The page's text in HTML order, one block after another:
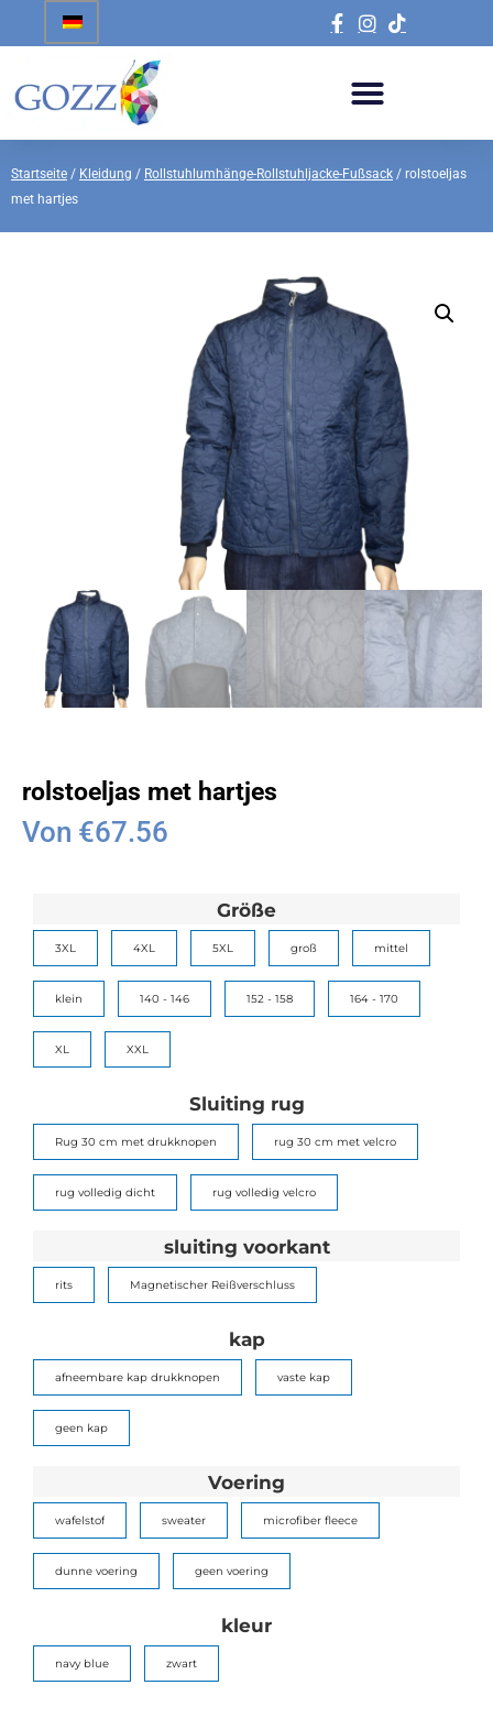
Startseite / Kleidung / Rollstuhlumhänge-Rollstuhljacke-Fußsack / rolstoeljas
met hartjes
rolstoeljas met hartjes
Von €67.56
Größe
3XL 4XL 5XL groß mittel
klein 140 - 146 152 - 158 164 - 170
XL XXL
Sluiting rug
Rug 30 cm met drukknopen rug 30 cm met velcro
rug volledig dicht rug volledig velcro
sluiting voorkant
rits Magnetischer Reißverschluss
kap
afneembare kap drukknopen vaste kap
geen kap
Voering
wafelstof sweater microfiber fleece
dunne voering geen voering
kleur
navy blue zwart